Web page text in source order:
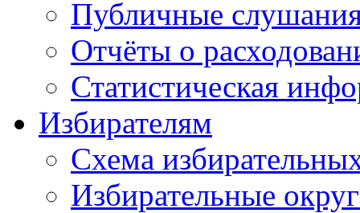
Публичные
Отчёты о
Статистическая
Избирателям
Схема
Избирательные